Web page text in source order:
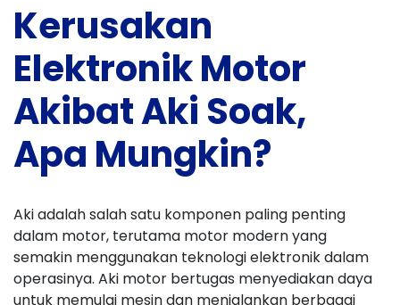
Kerusakan
Elektronik Motor
Akibat Aki Soak,
Apa Mungkin?
Aki adalah salah satu komponen paling penting
dalam motor, terutama motor modern yang
semakin menggunakan teknologi elektronik dalam
operasinya. Aki motor bertugas menyediakan daya
untuk memulai mesin dan menjalankan berbagai